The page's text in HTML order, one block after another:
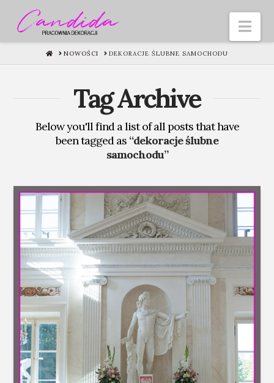
HOMENOWOŚCI DEKORACJE ŚLUBNE SAMOCHODU
Tag Archive
Below you'll find a list of all posts that have
been tagged as “dekoracje ślubne
samochodu”